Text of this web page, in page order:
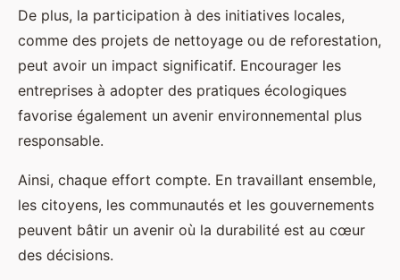
De plus, la participation à des initiatives locales,
comme des projets de nettoyage ou de reforestation,
peut avoir un impact significatif. Encourager les
entreprises à adopter des pratiques écologiques
favorise également un avenir environnemental plus
responsable.
Ainsi, chaque effort compte. En travaillant ensemble,
les citoyens, les communautés et les gouvernements
peuvent bâtir un avenir où la durabilité est au cœur
des décisions.